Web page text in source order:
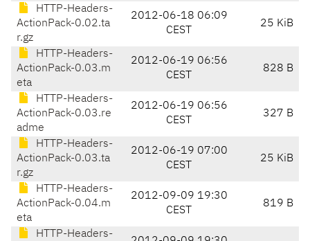
HTTP-Headers-
ActionPack-0.02.ta
r.gz
2012-06-18 06:09
CEST
25 KiB
HTTP-Headers-
ActionPack-0.03.m
eta
2012-06-19 06:56
CEST
828 B
HTTP-Headers-
ActionPack-0.03.re
adme
2012-06-19 06:56
CEST
327 B
HTTP-Headers-
ActionPack-0.03.ta
r.gz
2012-06-19 07:00
CEST
25 KiB
HTTP-Headers-
ActionPack-0.04.m
eta
2012-09-09 19:30
CEST
819 B
HTTP-Headers-